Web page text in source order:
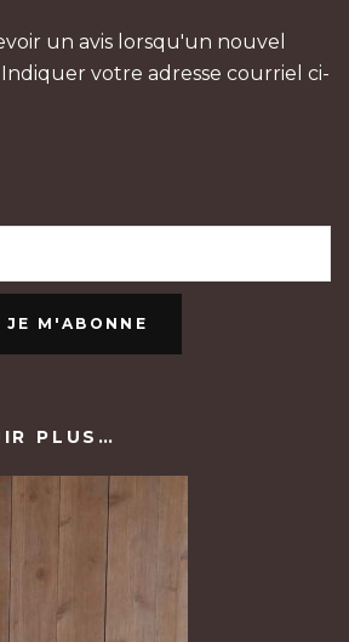
un avis lorsqu'un nouvel
votre adresse courriel ci-
JE M'ABONNE
PLUS…